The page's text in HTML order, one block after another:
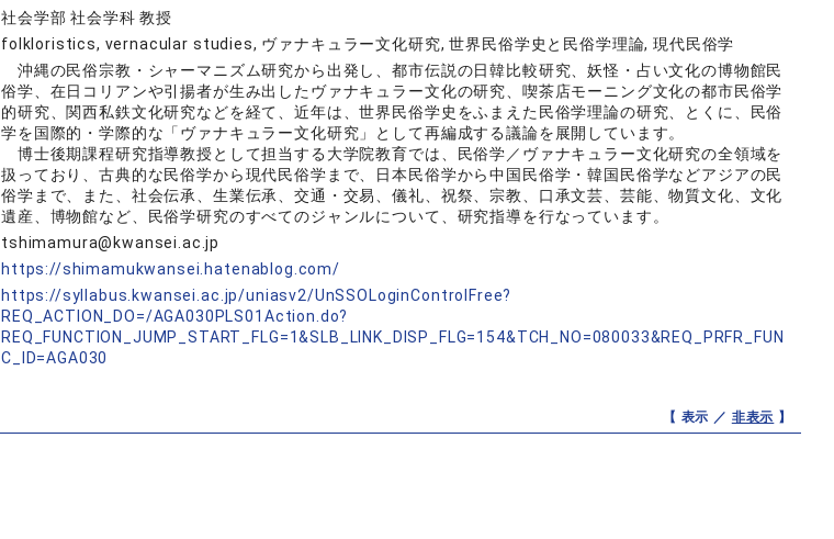
社会学部 社会学科 教授
folkloristics, vernacular studies, ヴァナキュラー文化研究, 世界民俗学史と民俗学理論, 現代民俗学
沖縄の民俗宗教・シャーマニズム研究から出発し、都市伝説の日韓比較研究、妖怪・占い文化の博物館民
俗学、在日コリアンや引揚者が生み出したヴァナキュラー文化の研究、喫茶店モーニング文化の都市民俗学
的研究、関西私鉄文化研究などを経て、近年は、世界民俗学史をふまえた民俗学理論の研究、とくに、民俗
学を国際的・学際的な「ヴァナキュラー文化研究」として再編成する議論を展開しています。
博士後期課程研究指導教授として担当する大学院教育では、民俗学／ヴァナキュラー文化研究の全領域を
扱っており、古典的な民俗学から現代民俗学まで、日本民俗学から中国民俗学・韓国民俗学などアジアの民
俗学まで、また、社会伝承、生業伝承、交通・交易、儀礼、祝祭、宗教、口承文芸、芸能、物質文化、文化
遺産、博物館など、民俗学研究のすべてのジャンルについて、研究指導を行なっています。
tshimamura@kwansei.ac.jp
https://shimamukwansei.hatenablog.com/
https://syllabus.kwansei.ac.jp/uniasv2/UnSSOLoginControlFree?
REQ_ACTION_DO=/AGA030PLS01Action.do?
REQ_FUNCTION_JUMP_START_FLG=1&SLB_LINK_DISP_FLG=154&TCH_NO=080033&REQ_PRFR_FUN
C_ID=AGA030
【 表示 ／ 非表示 】